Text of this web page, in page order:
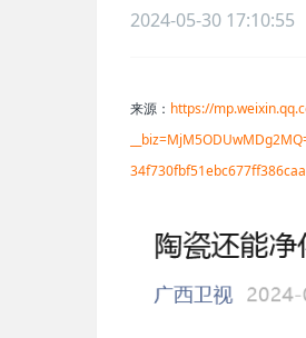
2024-05-30 17:10:55
来源： https://